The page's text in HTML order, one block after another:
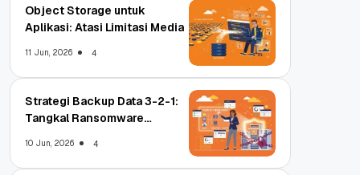
Object Storage untuk
Aplikasi: Atasi Limitasi Media
11 Jun, 2026 4
Strategi Backup Data 3-2-1:
Tangkal Ransomware
10 Jun, 2026 4